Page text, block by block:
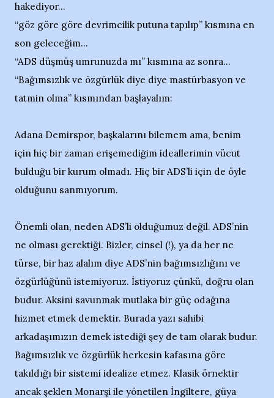
hakediyor...
“göz göre göre devrimcilik putuna tapılıp” kısmına en
son geleceğim...
“ADS düşmüş umrunuzda mı” kısmına az sonra...
“Bağımsızlık ve özgürlük diye diye mastürbasyon ve
tatmin olma” kısmından başlayalım:
Adana Demirspor, başkalarını bilemem ama, benim
için hiç bir zaman erişemediğim ideallerimin vücut
bulduğu bir kurum olmadı. Hiç bir ADS’li için de öyle
olduğunu sanmıyorum.
Önemli olan, neden ADS’li olduğumuz değil. ADS’nin
ne olması gerektiği. Bizler, cinsel (!), ya da her ne
türse, bir haz alalım diye ADS’nin bağımsızlığını ve
özgürlüğünü istemiyoruz. İstiyoruz çünkü, doğru olan
budur. Aksini savunmak mutlaka bir güç odağına
hizmet etmek demektir. Burada yazı sahibi
arkadaşımızın demek istediği şey de tam olarak budur.
Bağımsızlık ve özgürlük herkesin kafasına göre
takıldığı bir sistemi idealize etmez. Klasik örnektir
ancak şeklen Monarşi ile yönetilen İngiltere, güya